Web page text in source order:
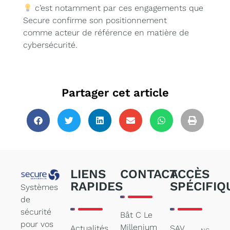
c’est notamment par ces engagements que
Secure confirme son positionnement
comme acteur de référence en matière de
cybersécurité.
Partager cet article
Systèmes
de
sécurité
pour vos
LIENS
RAPIDES
CONTACT
Bât C Le
Millenium
ACCÈS